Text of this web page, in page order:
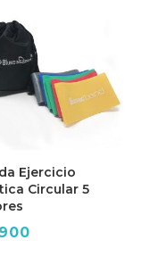
Ejercicio
Circular 5